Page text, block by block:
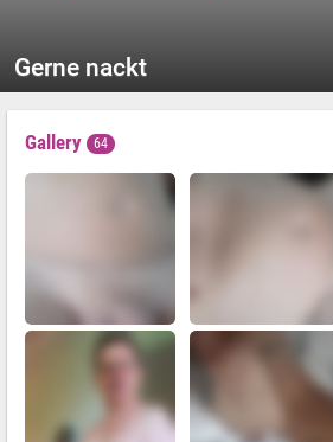
Gerne nackt
Gallery 64